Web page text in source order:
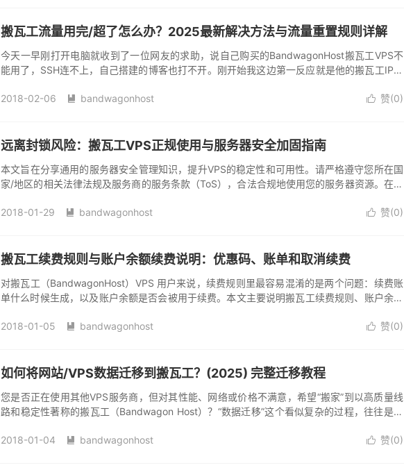
搬瓦工流量用完/超了怎么办？2025最新解决方法与流量重置规则详解
今天一早刚打开电脑就收到了一位网友的求助，说自己购买的BandwagonHost搬瓦工VPS不
能用了，SSH连不上，自己搭建的博客也打不开。刚开始我这边第一反应就是他的搬瓦工IP被
 赞(0)
2018-02-06  bandwagonhost
远离封锁风险：搬瓦工VPS正规使用与服务器安全加固指南
本文旨在分享通用的服务器安全管理知识，提升VPS的稳定性和可用性。请严格遵守您所在国
家/地区的相关法律法规及服务商的服务条款（ToS），合法合规地使用您的服务器资源。在购
 赞(0)
2018-01-29  bandwagonhost
搬瓦工续费规则与账户余额续费说明：优惠码、账单和取消续费
对搬瓦工（BandwagonHost）VPS 用户来说，续费规则里最容易混淆的是两个问题：续费账
单什么时候生成，以及账户余额是否会被用于续费。本文主要说明搬瓦工续费规则、账户余额
 赞(0)
2018-01-05  bandwagonhost
如何将网站/VPS数据迁移到搬瓦工？(2025) 完整迁移教程
您是否正在使用其他VPS服务商，但对其性能、网络或价格不满意，希望“搬家”到以高质量线
路和稳定性著称的搬瓦工（Bandwagon Host）？“数据迁移”这个看似复杂的过程，往往是让
 赞(0)
2018-01-04  bandwagonhost